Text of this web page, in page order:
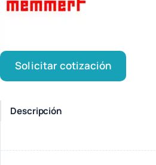
Solicitar cotización
Descripción